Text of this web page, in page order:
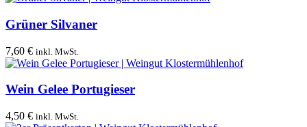
Grüner Silvaner
7,60 € inkl. MwSt.
Wein Gelee Portugieser
4,50 € inkl. MwSt.